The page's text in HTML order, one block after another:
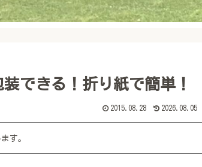
できる！折り紙で簡単！
2015.08.28 2026.08.05
す。